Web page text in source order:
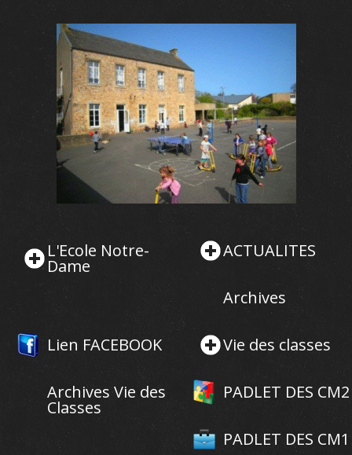
L'Ecole Notre-
Dame
ACTUALITES
Archives
Lien FACEBOOK Vie des classes
Archives Vie des
Classes
PADLET DES CM2
PADLET DES CM1